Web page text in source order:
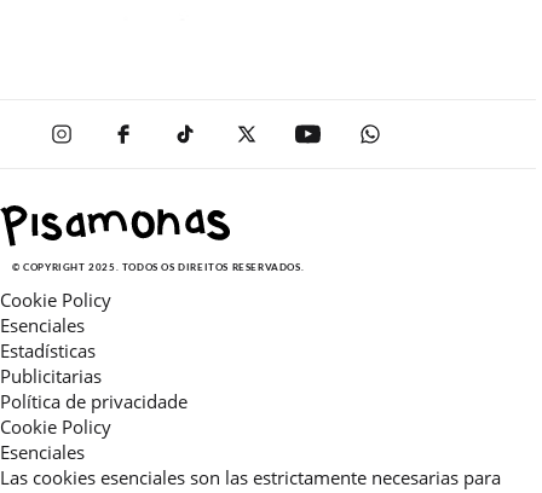
© COPYRIGHT 2025. TODOS OS DIREITOS RESERVADOS.
Cookie Policy
Esenciales
Estadísticas
Publicitarias
Política de privacidade
Cookie Policy
Esenciales
Las cookies esenciales son las estrictamente necesarias para